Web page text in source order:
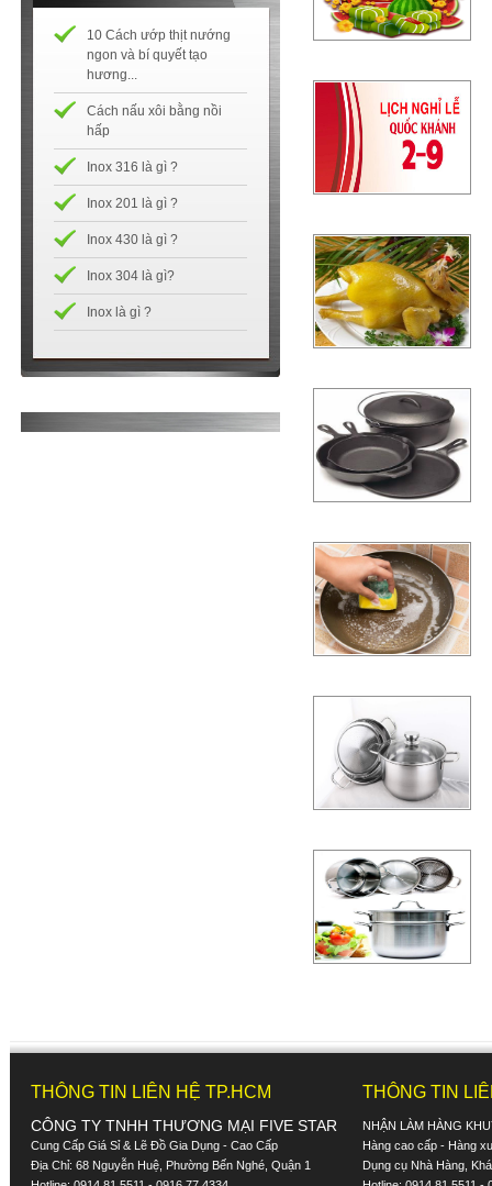
10 Cách ướp thịt nướng
ngon và bí quyết tạo
hương...
Cách nấu xôi bằng nồi
hấp
Inox 316 là gì ?
Inox 201 là gì ?
Inox 430 là gì ?
Inox 304 là gì?
Inox là gì ?
THÔNG TIN LIÊN HỆ TP.HCM
CÔNG TY TNHH THƯƠNG MẠI FIVE STAR
Cung Cấp Giá Sỉ & Lẽ Đồ Gia Dụng - Cao Cấp
Địa Chỉ: 68 Nguyễn Huệ, Phường Bến Nghé, Quận 1
THÔNG TIN
NHẬN LÀM HÀNG
Hàng cao cấp - Hàng
Dụng cụ Nhà Hàng,